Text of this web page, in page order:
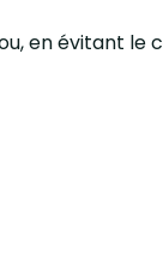
en évitant le